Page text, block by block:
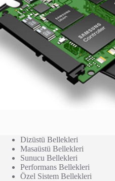
Dizüstü Bellekleri
Masaüstü Bellekleri
Sunucu Bellekleri
Performans Bellekleri
Özel Sistem Bellekleri